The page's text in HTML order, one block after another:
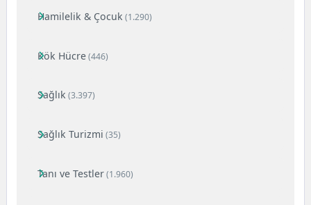
Hamilelik & Çocuk (1.290)
Kök Hücre(446)
Sağlık (3.397)
Sağlık Turizmi (35)
Tanı ve Testler(1.960)